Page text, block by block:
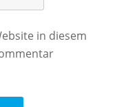
in diesem